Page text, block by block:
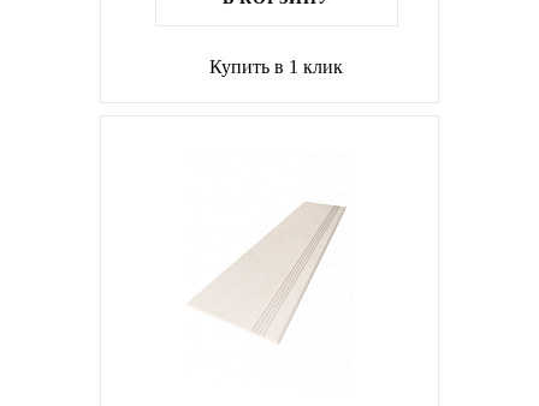
Купить в 1 клик